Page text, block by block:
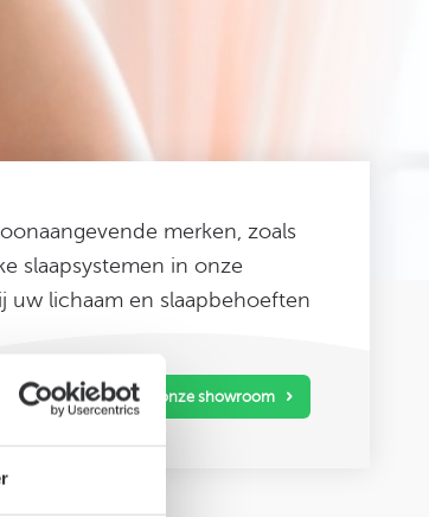
merken, zoals
slaapsystemen in onze
uw lichaam en slaapbehoeften
Bezoek onze showroom